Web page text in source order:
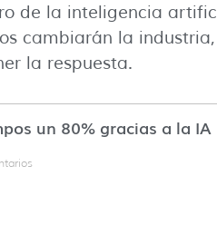
de la inteligencia
cambiarán la
la respuesta.
un 80% gracias a la IA